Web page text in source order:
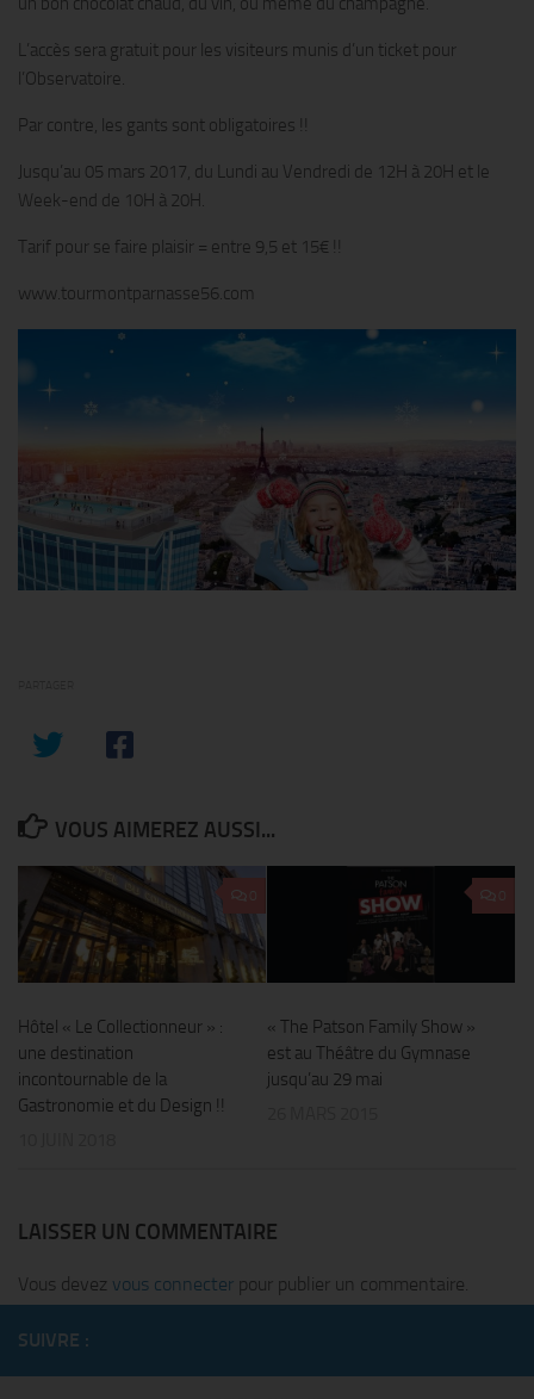
L’accès sera gratuit pour les visiteurs munis d’un ticket pour
l’Observatoire.
Par contre, les gants sont obligatoires !!
Jusqu’au 05 mars 2017, du Lundi au Vendredi de 12H à 20H et le
Week-end de 10H à 20H.
Tarif pour se faire plaisir = entre 9,5 et 15€ !!
www.tourmontparnasse56.com
VOUS AIMEREZ AUSSI...
Hôtel « Le Collectionneur » :
une destination
incontournable de la
Gastronomie et du Design !!
« The Patson Family Show »
est au Théâtre du Gymnase
jusqu’au 29 mai
LAISSER UN COMMENTAIRE
Vous devez vous connecter pour publier un commentaire.
SUIVRE :